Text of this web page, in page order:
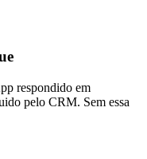
respondido em
pelo CRM. Sem essa